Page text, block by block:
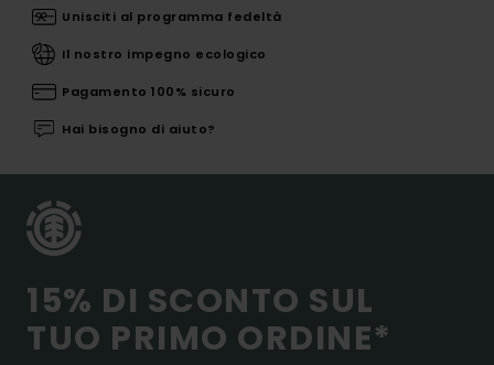
Unisciti al programma fedeltà
Il nostro impegno ecologico
Pagamento 100% sicuro
Hai bisogno di aiuto?
15% DI SCONTO SUL
TUO PRIMO ORDINE*